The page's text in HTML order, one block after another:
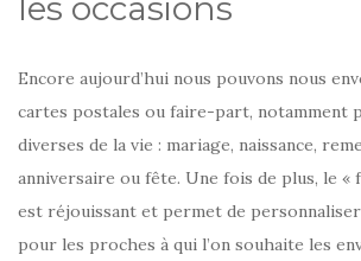
les occasions
Encore aujourd’hui nous pouvons nous
cartes postales ou faire-part, notamment
diverses de la vie : mariage, naissance,
anniversaire ou fête. Une fois de plus, le «
est réjouissant et permet de
pour les proches à qui l’on souhaite les